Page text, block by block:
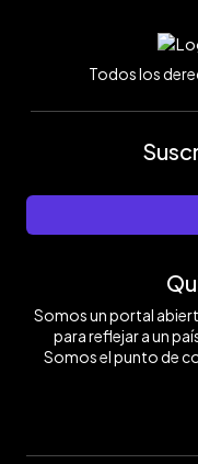
Todos los
Somos un portal
para reflejar a un
Somos el punto de